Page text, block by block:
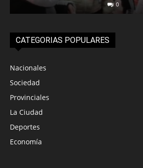
0
CATEGORIAS POPULARES
Nacionales
Sociedad
Provinciales
La Ciudad
Deportes
Economía